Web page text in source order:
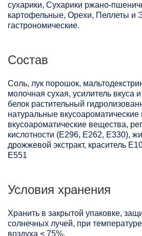
сухарики, Сухарики ржано-
картофельные, Орехи, Пеллеты и
гастрономические.
Состав
Соль, лук порошок,
молочная сухая, усилитель вкуса
белок растительный
натуральные
вкусоароматические вещества,
кислотности (Е296, Е262, Е330),
дрожжевой экстракт, краситель
Е551
Условия хранения
Хранить в закрытой упаковке,
солнечных лучей, при
воздуха < 75%.